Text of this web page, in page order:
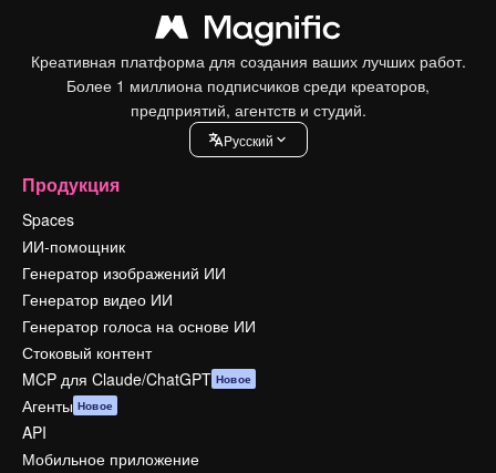
Креативная платформа для создания ваших лучших работ.
Более 1 миллиона подписчиков среди креаторов,
предприятий, агентств и студий.
Pусский
Продукция
Spaces
ИИ-помощник
Генератор изображений ИИ
Генератор видео ИИ
Генератор голоса на основе ИИ
Стоковый контент
MCP для Claude/ChatGPT Новое
Агенты Новое
API
Мобильное приложение